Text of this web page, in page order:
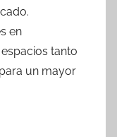
en
tanto
un mayor